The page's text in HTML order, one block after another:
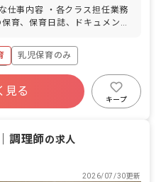
日間） ※入職してすぐ取得で
年末年始休暇（12/29～1/3）
） ※有休が取りやすく自由
、職員の満足度も高いのが当
（取得率100％・復帰率90％）
護休暇 ※お休みの相談もしやす
れることで職員の満足度が高
仕事内容 ・各クラス担任業務
保育、保育日誌、ドキュメンテ
計画の作成（年案、月案、週
事や係などの準備 ・保護者対
援に向けての準備 ※当施設
保育園もりのこ第一保育園（定
・もりのこ第二保育園（定員
て、温かい愛情のこもった保
「いいあたま」「じ
からだ」「やさしいこころ」
乳児保育のみ
あり
社会保険完備
見る
キープ
｜調理師の求人
2026/07/30更新